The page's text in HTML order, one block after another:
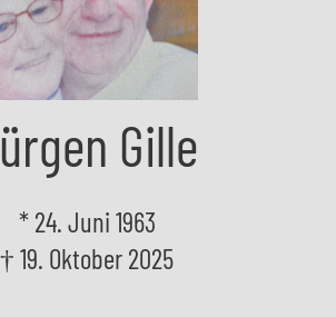
Gille
* 24. Juni 1963
† 19. Oktober 2025